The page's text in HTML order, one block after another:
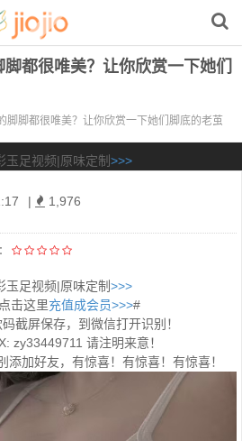
都很唯美？让你欣赏一下她们
脚脚都很唯美？让你欣赏一下她们脚底的老茧
玉足视频|原味定制>>>
| 1,976
：
玉足视频|原味定制>>>
击这里充值成会员>>>#
截屏保存，到微信打开识别！
zy33449711 请注明来意！
添加好友，有惊喜！有惊喜！有惊喜！